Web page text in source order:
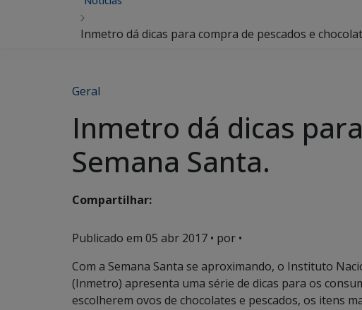
Inmetro dá dicas para compra de pescados e
Geral
Inmetro dá dicas
Semana Santa.
Compartilhar:
Publicado em 05 abr 2017 • por •
Com a Semana Santa se aproximando, o Instituto
(Inmetro) apresenta uma série de dicas para os
escolherem ovos de chocolates e pescados, os itens